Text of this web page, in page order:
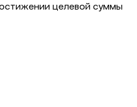
целевой суммы